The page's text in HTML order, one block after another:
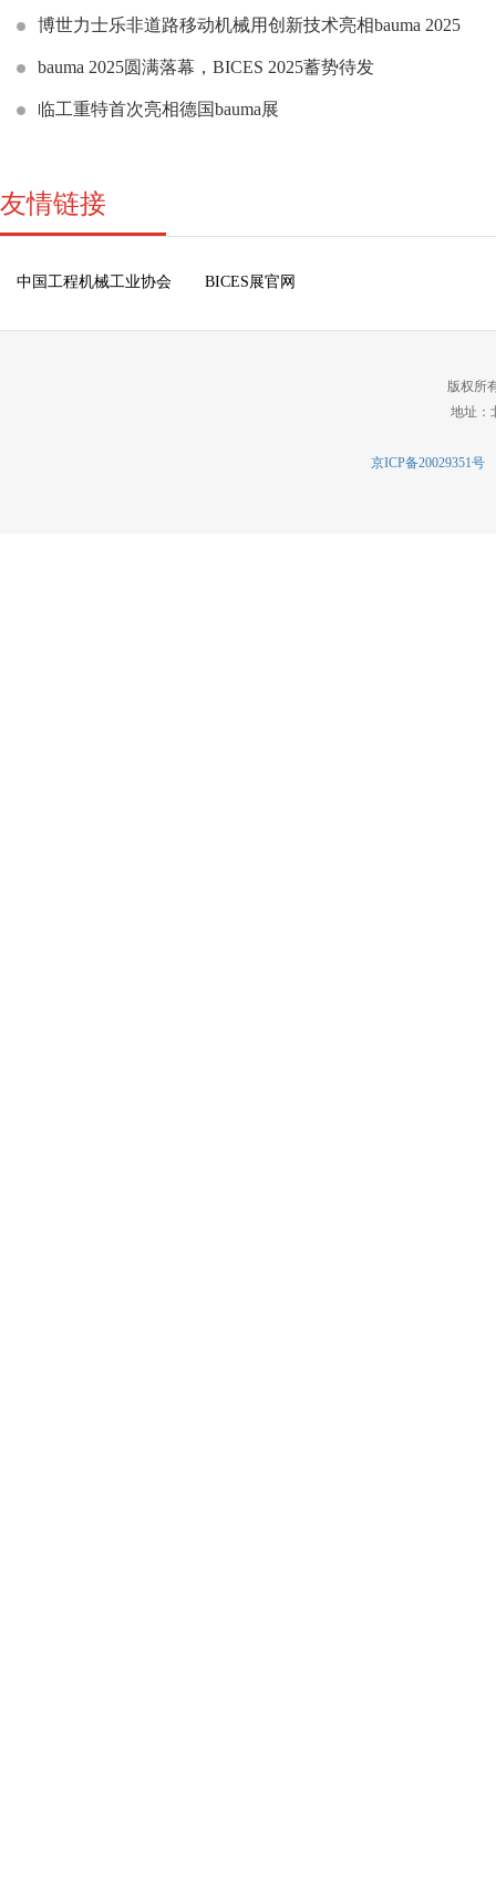
博世力士乐非道路移动机械用创新技术亮相bauma 2025
bauma 2025圆满落幕，BICES 2025蓄势待发
临工重特首次亮相德国bauma展
友情链接
中国工程机械工业协会 BICES展官网
版权所
地址：
京ICP备20029351号